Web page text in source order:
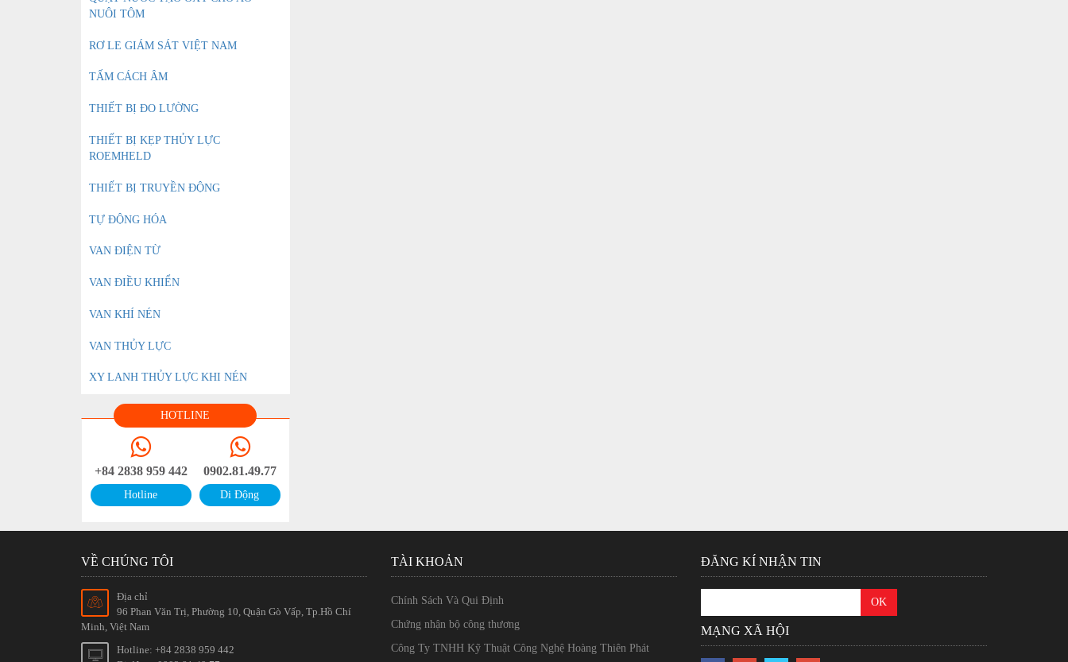
NUÔI TÔM
RƠ LE GIÁM SÁT VIỆT NAM
TẤM CÁCH ÂM
THIẾT BỊ ĐO LƯỜNG
THIẾT BỊ KẸP THỦY LỰC
ROEMHELD
THIẾT BỊ TRUYỀN ĐỘNG
TỰ ĐỘNG HÓA
VAN ĐIỆN TỪ
VAN ĐIỀU KHIỂN
VAN KHÍ NÉN
VAN THỦY LỰC
XY LANH THỦY LỰC KHI NÉN
HOTLINE
+84 2838 959 442
Hotline
0902.81.49.77
Di Động
VỀ CHÚNG TÔI
Địa chỉ
96 Phan Văn Trị, Phường 10, Quận Gò Vấp, Tp.Hồ Chí
Minh, Việt Nam
Hotline: +84 2838 959 442
TÀI KHOẢN
Chính Sách Và Qui Định
Chứng nhận bộ công thương
Công Ty TNHH Kỹ Thuật Công Nghệ Hoàng Thiên Phát
ĐĂNG KÍ NHẬN TIN
MẠNG XÃ HỘI